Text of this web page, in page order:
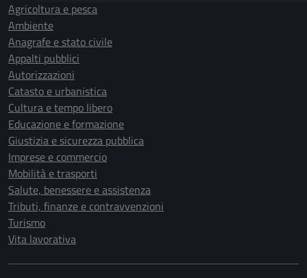
Agricoltura e pesca
Ambiente
Anagrafe e stato civile
Appalti pubblici
Autorizzazioni
Catasto e urbanistica
Cultura e tempo libero
Educazione e formazione
Giustizia e sicurezza pubblica
Imprese e commercio
Mobilità e trasporti
Salute, benessere e assistenza
Tributi, finanze e contravvenzioni
Turismo
Vita lavorativa